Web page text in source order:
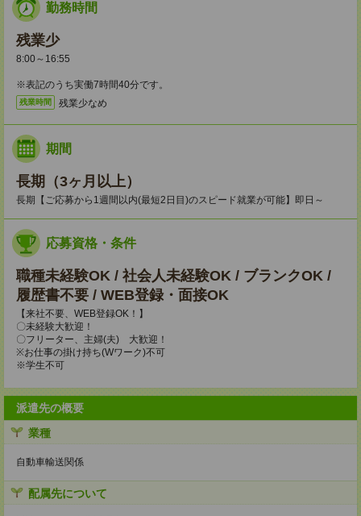
勤務時間
残業少
8:00～16:55
※表記のうち実働7時間40分です。
残業時間 残業少なめ
期間
長期（3ヶ月以上）
長期【ご応募から1週間以内(最短2日目)のスピード就業が可能】即日～
応募資格・条件
職種未経験OK / 社会人未経験OK / ブランクOK /
履歴書不要 / WEB登録・面接OK
【来社不要、WEB登録OK！】
〇未経験大歓迎！
〇フリーター、主婦(夫) 大歓迎！
※お仕事の掛け持ち(Wワーク)不可
※学生不可
派遣先の概要
業種
自動車輸送関係
配属先について